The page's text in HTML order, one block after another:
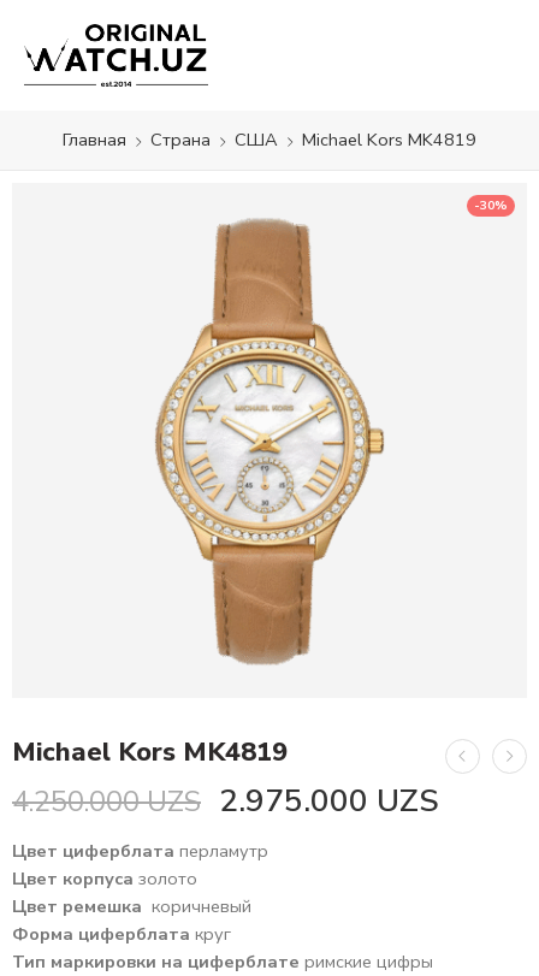
Главная Страна США Michael Kors MK4819
-30%
Michael Kors MK4819
4.250.000UZS 2.975.000 UZS
Цвет циферблата перламутр
Цвет корпуса золото
Цвет ремешка коричневый
Форма циферблата круг
Тип маркировки на циферблате римские цифры